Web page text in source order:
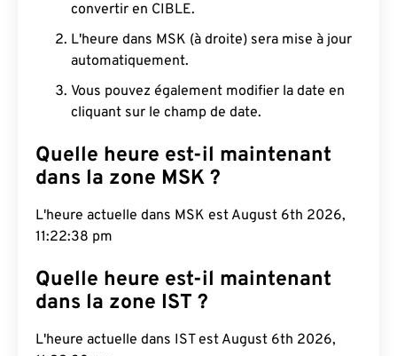
convertir en CIBLE.
L'heure dans MSK (à droite) sera mise à jour
automatiquement.
Vous pouvez également modifier la date en
cliquant sur le champ de date.
Quelle heure est-il maintenant
dans la zone MSK ?
L'heure actuelle dans MSK est August 6th 2026,
11:22:39 pm
Quelle heure est-il maintenant
dans la zone IST ?
L'heure actuelle dans IST est August 6th 2026,